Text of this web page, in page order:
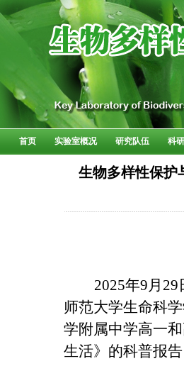
首页 实验室概况 研究队伍 科
生物多样性保护
2025年9月 29
师范大学生命科
学附属中学高一
生活》的科普报告